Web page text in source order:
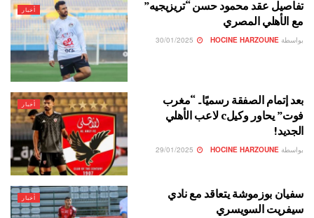
أخبار
تفاصيل عقد محمود حسن “تريزيجيه”
مع الأهلي المصري
بواسطة HOCINE HARZOUNE
أخبار
بعد إتمام الصفقة رسميًا.. “مغرب
فوت” يحاور وكيلc لاعب الأهلي
الجديد!
بواسطة HOCINE HARZOUNE
أخبار
سفيان بوزموشة يتعاقد مع نادي
سيفريت السويسري